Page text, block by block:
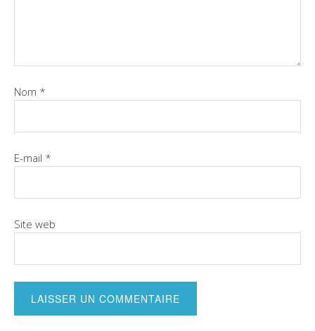
Nom *
E-mail *
Site web